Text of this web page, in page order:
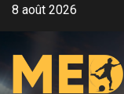
Aller8 août 2026